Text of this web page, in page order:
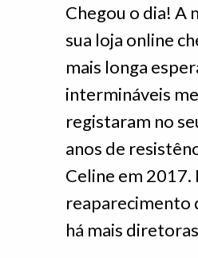
Chegou o dia! A
sua loja online
mais longa
intermináveis
registaram no
anos de
Celine em 2017.
reaparecimento
há mais